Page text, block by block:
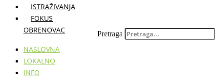
ISTRAŽIVANJA
FOKUS
OBRENOVAC
NASLOVNA
LOKALNO
INFO
Pretraga